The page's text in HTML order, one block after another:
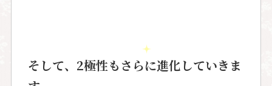
そして、2極性もさらに進化していきま